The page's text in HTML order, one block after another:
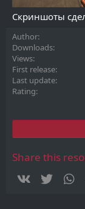
Скриншоты
Author
Downloads
Views
First release
Last update
Rating
Share this
Vkontakte
Twitter